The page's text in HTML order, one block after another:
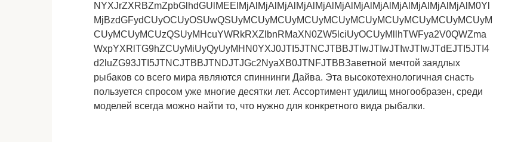
NYXJrZXRBZmZpbGlhdGUlMEElMjAlMjAlMjAlMjAlMjAlMjAlMjAlMjAlMjAlMjAlMjAlMjAlM0Yl
MjBzdGFydCUyOCUyOSUwQSUyMCUyMCUyMCUyMCUyMCUyMCUyMCUyMCUyMCUyM
CUyMCUyMCUzQSUyMHcuYWRkRXZlbnRMaXN0ZW5lciUyOCUyMllhTWFya2V0QWZma
WxpYXRlTG9hZCUyMiUyQyUyMHN0YXJ0JTI5JTNCJTBBJTIwJTIwJTIwJTIwJTdEJTI5JTI4
d2luZG93JTI5JTNCJTBBJTNDJTJGc2NyaXB0JTNFJTBBЗаветной мечтой заядлых
рыбаков со всего мира являются спиннинги Дайва. Эта высокотехнологичная снасть
пользуется спросом уже многие десятки лет. Ассортимент удилищ многообразен, среди
моделей всегда можно найти то, что нужно для конкретного вида рыбалки.